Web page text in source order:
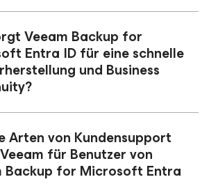
Veeam Backup for
Entra IDfür eine schnelle
und Business
Arten von Kundensupport
für Benutzer von
Backup for Microsoft Entra